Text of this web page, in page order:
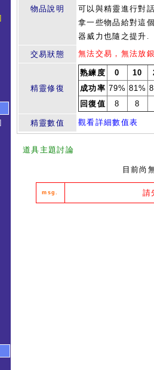
物品說明
可以與精靈進行對
拿一些物品給對這
器威力也隨之提升.
交易狀態
無法交易，無法放
精靈修復
熟練度 0 10
成功率 79% 81%
回復值
8 8
精靈數值 觀看詳細數值表
道具主題討論
目前尚
msg. 請